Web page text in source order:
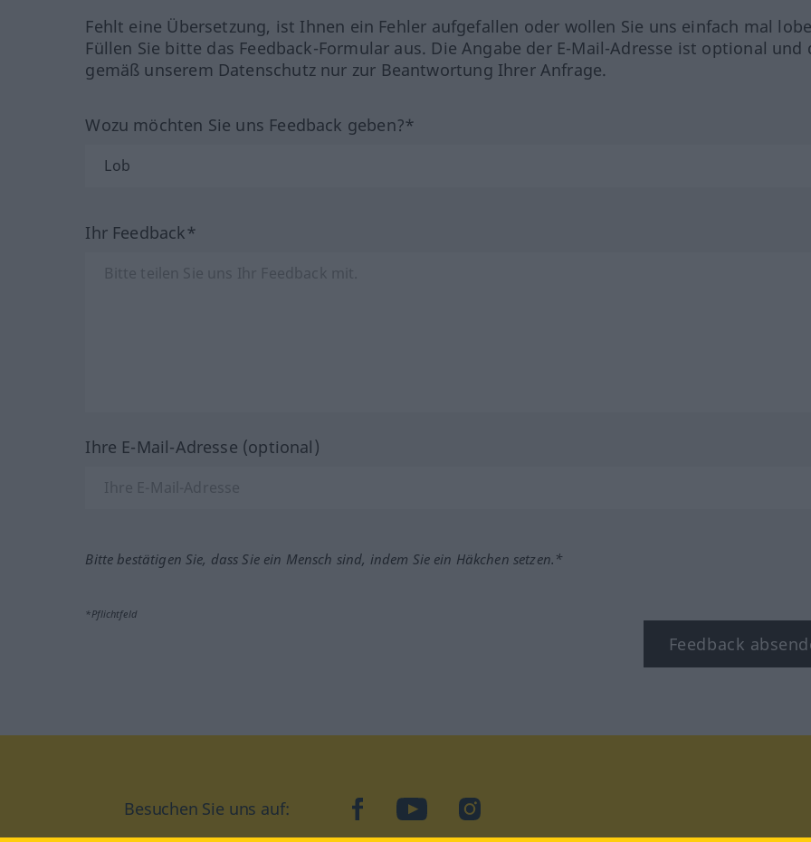
Fehlt eine Übersetzung, ist Ihnen ein Fehler aufgefallen oder wollen Sie uns einfach mal
Füllen Sie bitte das Feedback-Formular aus. Die Angabe der E-Mail-Adresse ist optional und
gemäß unserem Datenschutz nur zur Beantwortung Ihrer Anfrage.
Wozu möchten Sie uns Feedback geben?*
Ihr Feedback*
Ihre E-Mail-Adresse (optional)
Bitte bestätigen Sie, dass Sie ein Mensch sind, indem Sie ein Häkchen setzen.*
*Pflichtfeld
Feedback
Besuchen Sie uns auf: facebookYouTubeInstagram